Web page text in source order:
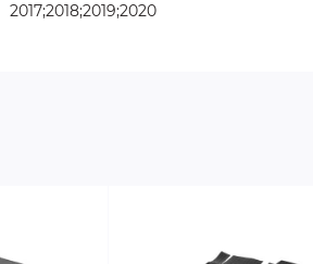
2017;2018;2019;2020